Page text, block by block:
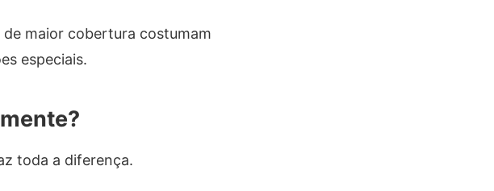
maior cobertura costumam
especiais.
toda a diferença.